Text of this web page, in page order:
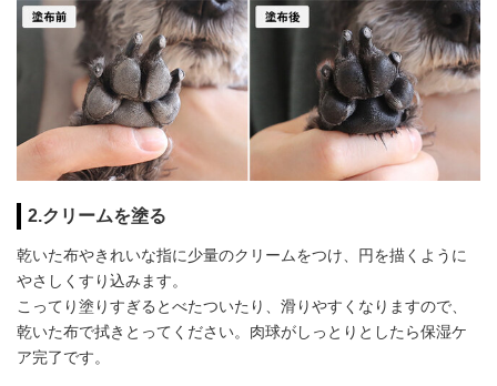
2.クリームを塗る
乾いた布やきれいな指に少量のクリームをつけ、円を描くように
やさしくすり込みます。
こってり塗りすぎるとべたついたり、滑りやすくなりますので、
乾いた布で拭きとってください。肉球がしっとりとしたら保湿ケ
ア完了です。